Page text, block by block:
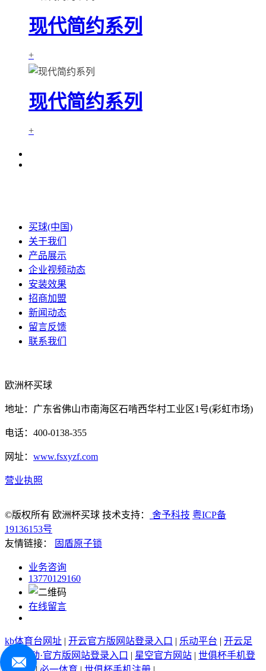
现代简约系列
+
现代简约系列
+
买球(中国)
关于我们
产品展示
企业视频动态
安装效果
招商加盟
新闻动态
留言反馈
联系我们
欧洲杯买球
地址：广东省佛山市南海区石啃西华村工业区1号(彩虹市场)
电话：400-0138-355
网址： www.fsxyzf.com
营业执照
©版权所有 欧洲杯买球 技术支持： 舍予科技 粤ICP备
19136153号
友情链接：
固盾原子锁
业务咨询
13770129160
在线留言
kb体育台网址 | 开云官方版网站登录入口 | 乐动平台 | 开云足
球|乐动·官方版网站登录入口 | 星空官方网站 | 世俱杯手机登